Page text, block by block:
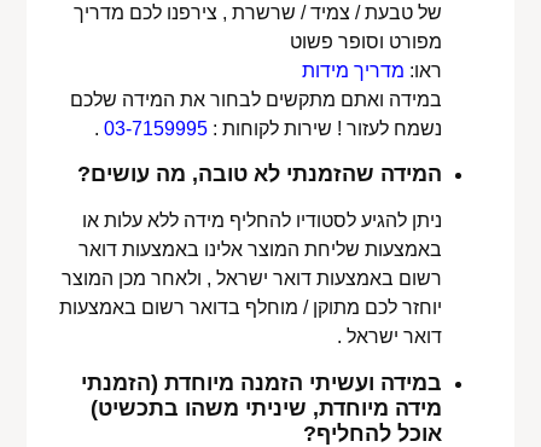
של טבעת / צמיד / שרשרת , צירפנו לכם מדריך
מפורט וסופר פשוט
ראו: מדריך מידות
במידה ואתם מתקשים לבחור את המידה שלכם
נשמח לעזור ! שירות לקוחות :03-7159995
.
המידה שהזמנתי לא טובה, מה עושים?
ניתן להגיע לסטודיו להחליף מידה ללא עלות או
באמצעות שליחת המוצר אלינו באמצעות דואר
רשום באמצעות דואר ישראל , ולאחר מכן המוצר
יוחזר לכם מתוקן / מוחלף בדואר רשום באמצעות
דואר ישראל .
במידה ועשיתי הזמנה מיוחדת (הזמנתי
מידה מיוחדת, שיניתי משהו בתכשיט)
אוכל להחליף?